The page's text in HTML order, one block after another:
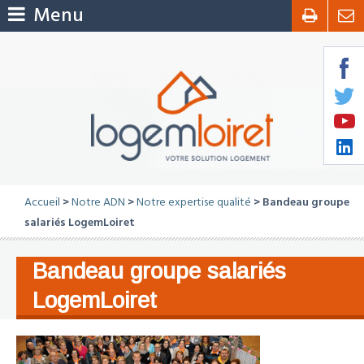
Menu
Accueil >Notre ADN >Notre expertise qualité > Bandeau groupe
salariés LogemLoiret
Bandeau groupe salariés
LogemLoiret